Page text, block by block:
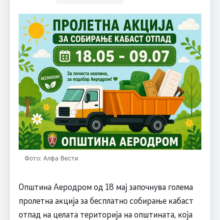
Фото: Алфа Вести
Општина Аеродром од 18 мај започнува голема
пролетна акција за бесплатно собирање кабаст
отпад на целата територија на општината, која